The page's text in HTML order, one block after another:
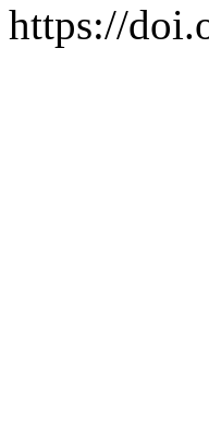
https://